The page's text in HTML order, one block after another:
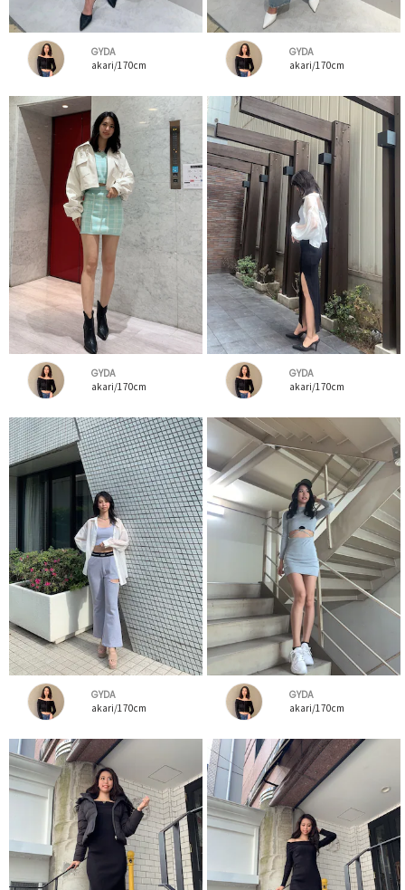
GYDA
akari/170cm
GYDA
akari/170cm
GYDA
akari/170cm
GYDA
akari/170cm
GYDA
akari/170cm
GYDA
akari/170cm